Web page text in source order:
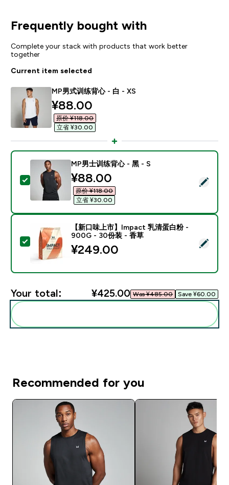
Frequently bought with
Complete your stack with products that work better
together
Current item selected
MP男式训练背心 - 白 - XS
discounted price
¥88.00‎
原价 ¥118.00‎
立省 ¥30.00‎
Select this product - MP男士训练背心 - 黑 - S
MP男士训练背心 - 黑 - S
discounted price
¥88.00‎
原价 ¥118.00‎
立省 ¥30.00‎
Select this product - 【新口味上市】Impact 乳清蛋
【新口味上市】Impact 乳清蛋白粉 -
900G - 30份装 - 香草
¥249.00‎
Your total: ¥425.00‎ Was ¥485.00‎ Save ¥60.00‎
Recommended for you